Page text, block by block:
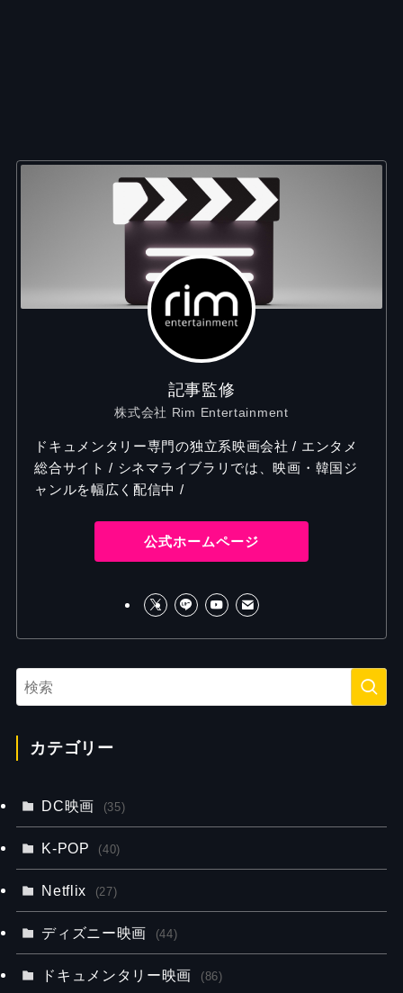
記事監修
株式会社 Rim Entertainment
ドキュメンタリー専門の独立系映画会社 / エンタメ
総合サイト / シネマライブラリでは、映画・韓国ジ
ャンルを幅広く配信中 /
公式ホームページ
カテゴリー
DC映画 (35)
K-POP (40)
Netflix (27)
ディズニー映画 (44)
ドキュメンタリー映画 (86)